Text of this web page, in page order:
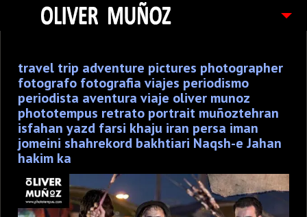
FOTOGRAFIAS
CONTACTO
PEDIDOS
travel trip adventure pictures photographer
fotografo fotografia viajes periodismo
periodista aventura viaje oliver munoz
phototempus retrato portrait muñoztehran
isfahan yazd farsi khaju iran persa iman
jomeini shahrekord bakhtiari Naqsh-e Jahan
hakim ka